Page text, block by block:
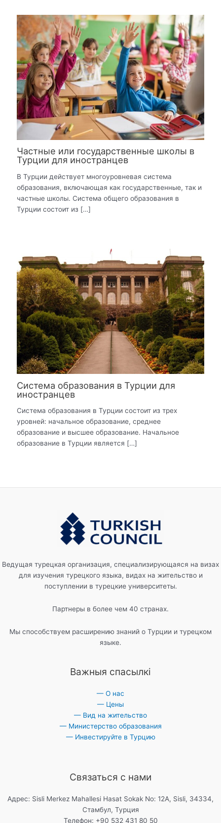
Частные или государственные школы в
Турции для иностранцев
В Турции действует многоуровневая система
образования, включающая как государственные, так и
частные школы. Система общего образования в
Турции состоит из […]
Система образования в Турции для
иностранцев
Система образования в Турции состоит из трех
уровней: начальное образование, среднее
образование и высшее образование. Начальное
образование в Турции является […]
Ведущая турецкая организация, специализирующаяся на визах
для изучения турецкого языка, видах на жительство и
поступлении в турецкие университеты.
Партнеры в более чем 40 странах.
Мы способствуем расширению знаний о Турции и турецком
языке.
Важныя спасылкі
— О нас
— Цены
— Вид на жительство
— Министерство образования
— Инвестируйте в Турцию
Связаться с нами
Адрес: Sisli Merkez Mahallesi Hasat Sokak No: 12A, Sisli, 34334,
Стамбул, Турция
Телефон: +90 532 431 80 50